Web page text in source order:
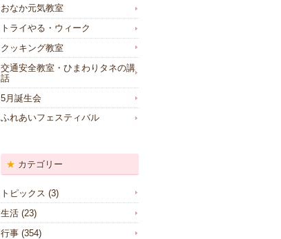
おなか元気教室
トライやる・ウィーク
クッキング教室
交通安全教室・ひまわりタネの講
話
5月誕生会
ふれあいフェスティバル
カテゴリー
トピックス (3)
生活 (23)
行事 (354)